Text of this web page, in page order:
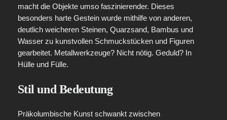
macht die Objekte umso faszinierender. Dieses
besonders harte Gestein wurde mithilfe von anderen,
deutlich weicheren Steinen, Quarzsand, Bambus und
Wasser zu kunstvollen Schmuckstücken und Figuren
gearbeitet. Metallwerkzeuge? Nicht nötig. Geduld? In
Hülle und Fülle.
Stil und Bedeutung
Präkolumbische Kunst schwankt zwischen